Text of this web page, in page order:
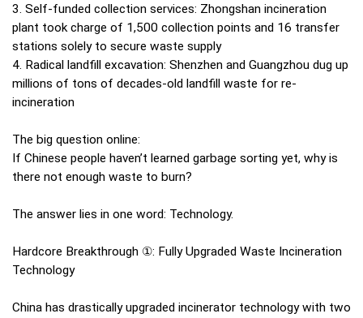
3. Self-funded collection services: Zhongshan incineration
plant took charge of 1,500 collection points and 16 transfer
stations solely to secure waste supply
4. Radical landfill excavation: Shenzhen and Guangzhou dug up
millions of tons of decades-old landfill waste for re-
incineration
The big question online:
If Chinese people haven’t learned garbage sorting yet, why is
there not enough waste to burn?
The answer lies in one word: Technology.
Hardcore Breakthrough ①: Fully Upgraded Waste Incineration
Technology
China has drastically upgraded incinerator technology with two